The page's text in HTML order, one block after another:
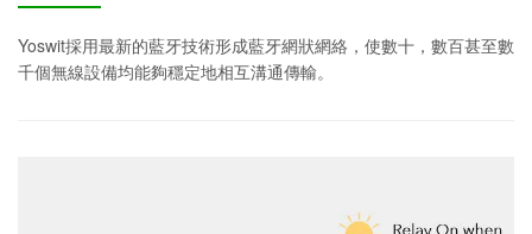
Yoswit採用最新的藍牙技術形成藍牙網狀網絡，使數十，數百甚至數
千個無線設備均能夠穩定地相互溝通傳輸。